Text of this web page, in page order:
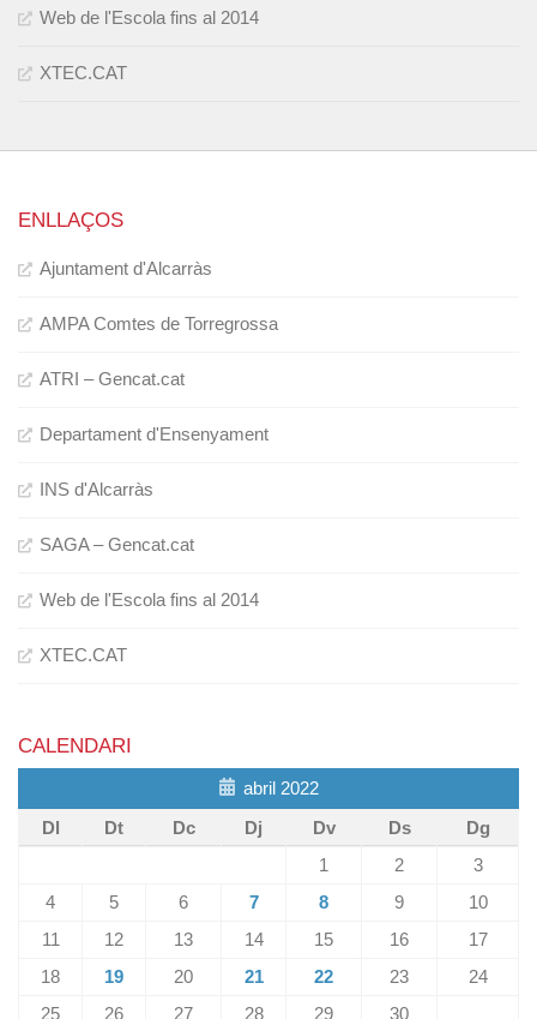
Web de l'Escola fins al 2014
XTEC.CAT
ENLLAÇOS
Ajuntament d'Alcarràs
AMPA Comtes de Torregrossa
ATRI – Gencat.cat
Departament d'Ensenyament
INS d'Alcarràs
SAGA – Gencat.cat
Web de l'Escola fins al 2014
XTEC.CAT
CALENDARI
abril 2022
Dl
Dt Dc Dj Dv Ds
Dg
1
2
3
4
5 6 7 8 9
10
11
12 13 14 15 16
17
18
19 20 21 22 23
24
25
26 27 28 29 30